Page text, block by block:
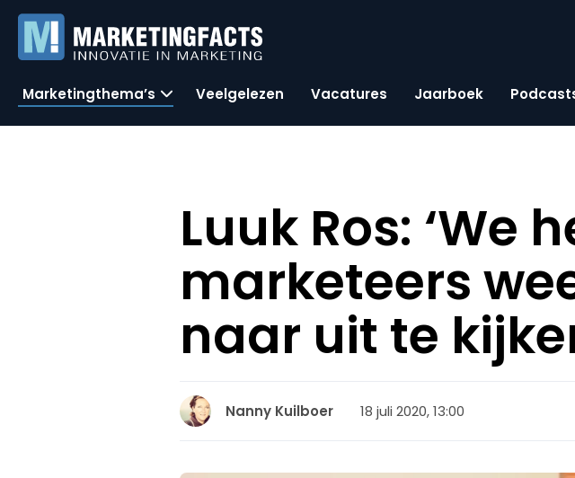
Marketingthema’s Veelgelezen Vacatures Jaarboek
Luuk Ros: ‘We
marketeers
naar uit te
Nanny Kuilboer 18 juli 2020, 13:00